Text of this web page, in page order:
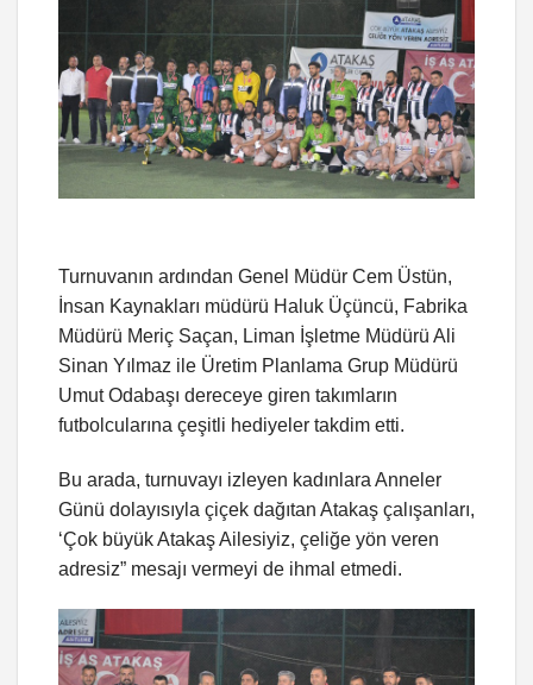
Turnuvanın ardından Genel Müdür Cem Üstün,
İnsan Kaynakları müdürü Haluk Üçüncü, Fabrika
Müdürü Meriç Saçan, Liman İşletme Müdürü Ali
Sinan Yılmaz ile Üretim Planlama Grup Müdürü
Umut Odabaşı dereceye giren takımların
futbolcularına çeşitli hediyeler takdim etti.
Bu arada, turnuvayı izleyen kadınlara Anneler
Günü dolayısıyla çiçek dağıtan Atakaş çalışanları,
‘Çok büyük Atakaş Ailesiyiz, çeliğe yön veren
adresiz” mesajı vermeyi de ihmal etmedi.